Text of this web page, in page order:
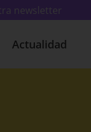
newsletter
Actualidad